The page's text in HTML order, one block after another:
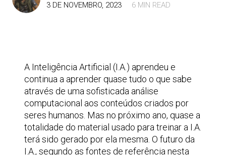
3 DE NOVEMBRO, 2023
6 MIN READ
A Inteligência Artificial (I.A.) aprendeu e
continua a aprender quase tudo o que sabe
através de uma sofisticada análise
computacional aos conteúdos criados por
seres humanos. Mas no próximo ano, quase a
totalidade do material usado para treinar a I.A.
terá sido gerado por ela mesma. O futuro da
I.A., segundo as fontes de referência nesta